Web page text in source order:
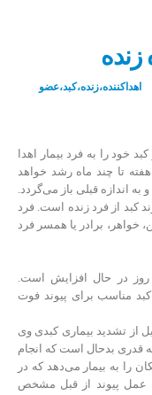
زنده
اهداکننده،زنده،کبد،عضو
خود را به فرد بیمار اهدا
تا چند ماه رشد خواهد
به اندازه قبلی باز می‌گردد.
کبد از فرد زنده است. فرد
خواهر، برادر یا همسر فرد
روز در حال افزایش است.
کبد مناسب برای پیوند فوت
از تشدید بیماری کبدی وی
قدری بدحال است که انجام
را به بیمار می‌دهد که در
عمل پیوند از قبل مشخص